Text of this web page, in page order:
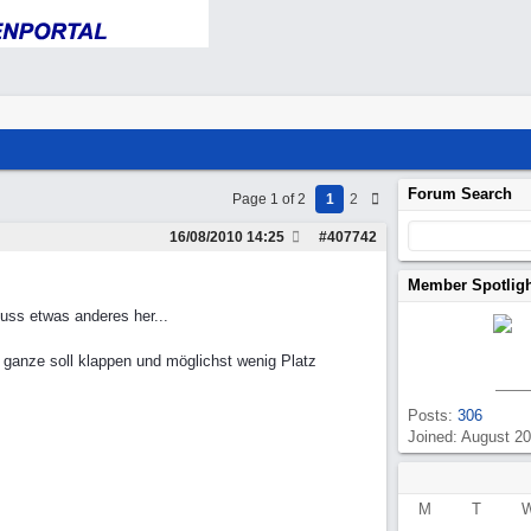
Page 1 of 2 1 2
#407742
16/08/2010 14:25
etwas anderes her...
soll klappen und möglichst wenig Platz
Forum Search
Member
Posts: 306
Joined: August
M T